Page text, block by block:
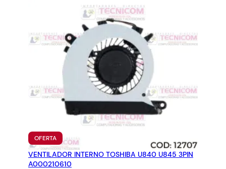
OFERTAPRODUCTO
EN
OFERTA
VENTILADOR INTERNO TOSHIBA U840 U845 3PIN
A000210610